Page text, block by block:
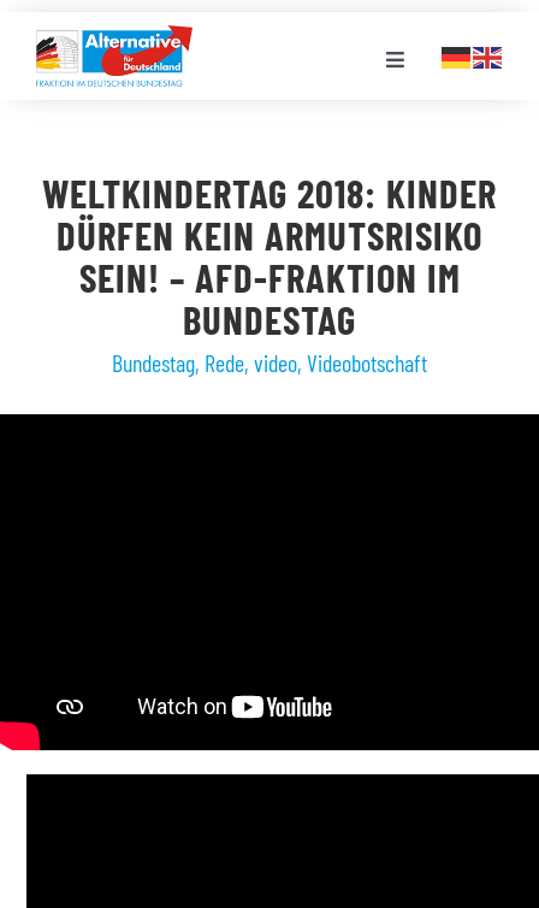
Inhalt
springen
Toggle
LANDESGRUPPEN
VERANSTALTUNGEN
WELTKINDERTAG 2018: KINDER
DÜRFEN KEIN ARMUTSRISIKO
SEIN! – AFD-FRAKTION IM
BUNDESTAG
Bundestag, Rede, video, Videobotschaft